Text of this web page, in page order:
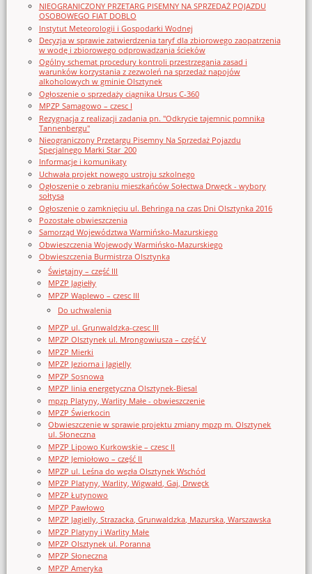
NIEOGRANICZONY PRZETARG PISEMNY NA SPRZEDAŻ POJAZDU
OSOBOWEGO FIAT DOBLO
Instytut Meteorologii i Gospodarki Wodnej
Decyzja w sprawie zatwierdzenia taryf dla zbiorowego zaopatrzenia
w wodę i zbiorowego odprowadzania ścieków
Ogólny schemat procedury kontroli przestrzegania zasad i
warunków korzystania z zezwoleń na sprzedaż napojów
alkoholowych w gminie Olsztynek
Ogłoszenie o sprzedaży ciągnika Ursus C-360
MPZP Samagowo – czesc I
Rezygnacja z realizacji zadania pn. "Odkrycie tajemnic pomnika
Tannenbergu"
Nieograniczony Przetargu Pisemny Na Sprzedaż Pojazdu
Specjalnego Marki Star_200
Informacje i komunikaty
Uchwała projekt nowego ustroju szkolnego
Ogłoszenie o zebraniu mieszkańców Sołectwa Drwęck - wybory
sołtysa
Ogłoszenie o zamknięciu ul. Behringa na czas Dni Olsztynka 2016
Pozostałe obwieszczenia
Samorząd Województwa Warmińsko-Mazurskiego
Obwieszczenia Wojewody Warmińsko-Mazurskiego
Obwieszczenia Burmistrza Olsztynka
Świętajny – część III
MPZP Jagiełły
MPZP Waplewo – czesc III
Do uchwalenia
MPZP ul. Grunwaldzka-czesc III
MPZP Olsztynek ul. Mrongowiusza – część V
MPZP Mierki
MPZP Jeziorna i Jagielly
MPZP Sosnowa
MPZP linia energetyczna Olsztynek-Biesal
mpzp Platyny, Warlity Małe - obwieszczenie
MPZP Świerkocin
Obwieszczenie w sprawie projektu zmiany mpzp m. Olsztynek
ul. Słoneczna
MPZP Lipowo Kurkowskie – czesc II
MPZP Jemiołowo – część II
MPZP ul. Leśna do węzła Olsztynek Wschód
MPZP Platyny, Warlity, Wigwałd, Gaj, Drwęck
MPZP Łutynowo
MPZP Pawłowo
MPZP Jagielly, Strazacka, Grunwaldzka, Mazurska, Warszawska
MPZP Platyny i Warlity Małe
MPZP Olsztynek ul. Poranna
MPZP Słoneczna
MPZP Ameryka